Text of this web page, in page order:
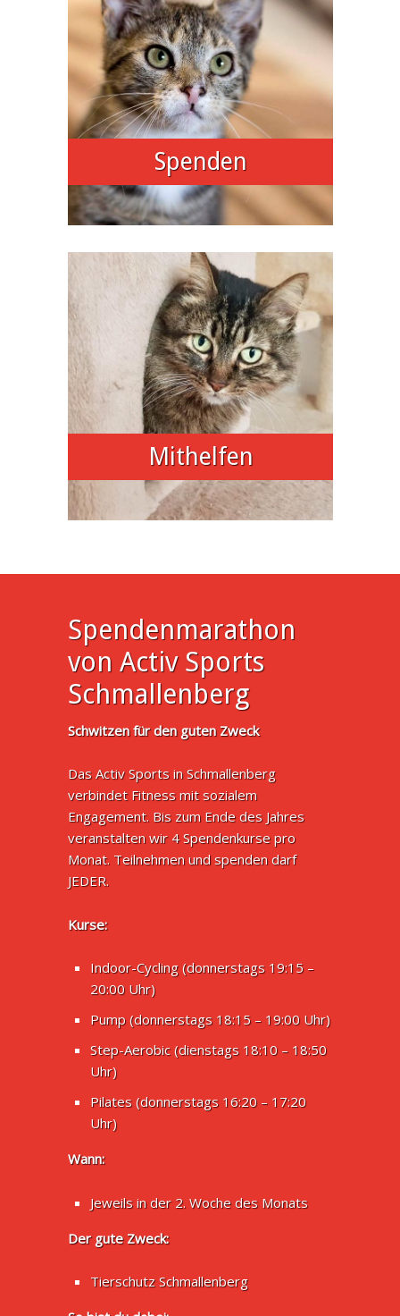
Spenden
Mithelfen
Spendenmarathon
von Activ Sports
Schmallenberg
Schwitzen für den guten Zweck
Das Activ Sports in Schmallenberg
verbindet Fitness mit sozialem
Engagement. Bis zum Ende des Jahres
veranstalten wir 4 Spendenkurse pro
Monat. Teilnehmen und spenden darf
JEDER.
Kurse:
Indoor-Cycling (donnerstags 19:15 –
20:00 Uhr)
Pump (donnerstags 18:15 – 19:00 Uhr)
Step-Aerobic (dienstags 18:10 – 18:50
Uhr)
Pilates (donnerstags 16:20 – 17:20
Uhr)
Wann:
Jeweils in der 2. Woche des Monats
Der gute Zweck:
Tierschutz Schmallenberg